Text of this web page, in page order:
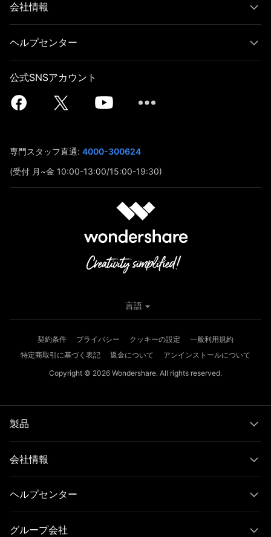
会社情報
ヘルプセンター
公式SNSアカウント
専門スタッフ直通: 4000-300624
(受付 月~金 10:00-13:00/15:00-19:30)
契約条件 プライバシー クッキーの設定
一般利用規約
特定商取引に基づく表記
返金について
アンインストールについて
Copyright © 2026 Wondershare. All rights reserved.
言語
製品
会社情報
ヘルプセンター
グループ会社